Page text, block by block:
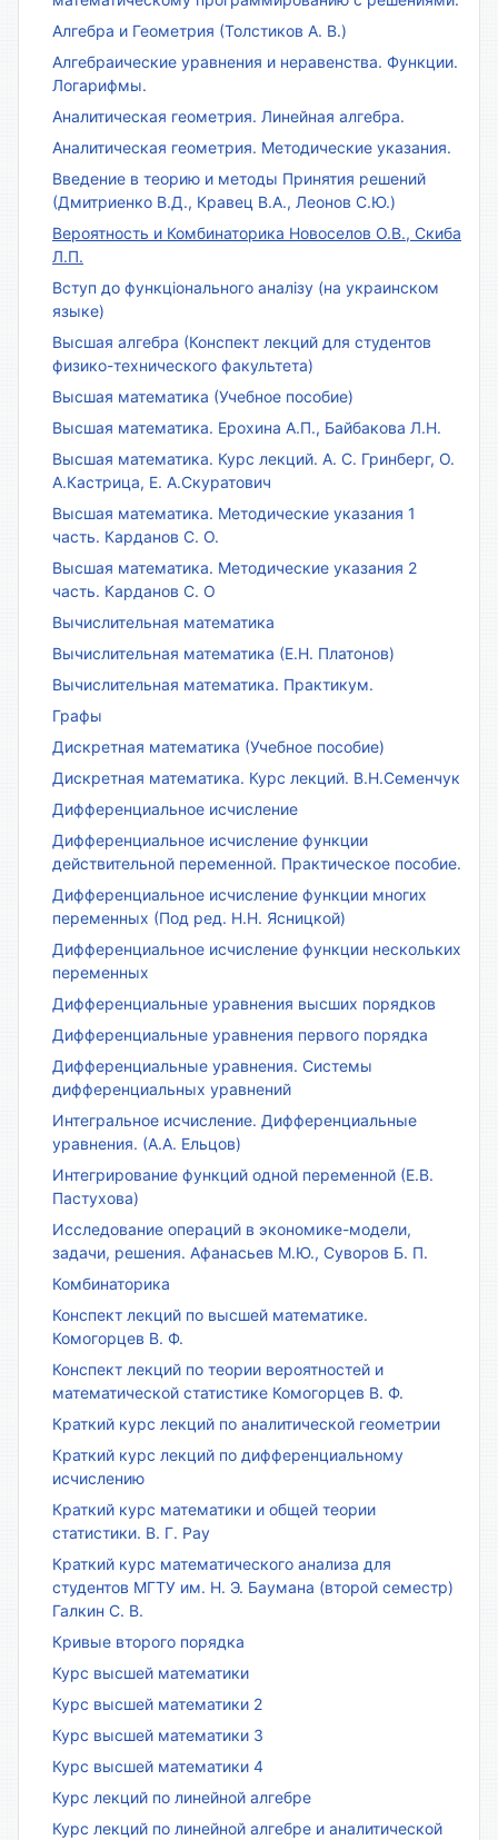
Алгебра и Геометрия (Толстиков А. В.)
Алгебраические уравнения и неравенства. Функции.
Логарифмы.
Аналитическая геометрия. Линейная алгебра.
Аналитическая геометрия. Методические указания.
Введение в теорию и методы Принятия решений
(Дмитриенко В.Д., Кравец В.А., Леонов С.Ю.)
Вероятность и Комбинаторика Новоселов О.В., Скиба
Л.П.
Вступ до функціонального аналізу (на украинском
языке)
Высшая алгебра (Конспект лекций для студентов
физико-технического факультета)
Высшая математика (Учебное пособие)
Высшая математика. Ерохина А.П., Байбакова Л.Н.
Высшая математика. Курс лекций. А. С. Гринберг, О.
А.Кастрица, Е. А.Скуратович
Высшая математика. Методические указания 1
часть. Карданов С. О.
Высшая математика. Методические указания 2
часть. Карданов С. О
Вычислительная математика
Вычислительная математика (Е.Н. Платонов)
Вычислительная математика. Практикум.
Графы
Дискретная математика (Учебное пособие)
Дискретная математика. Курс лекций. В.Н.Семенчук
Дифференциальное исчисление
Дифференциальное исчисление функции
действительной переменной. Практическое пособие.
Дифференциальное исчисление функции многих
переменных (Под ред. Н.Н. Ясницкой)
Дифференциальное исчисление функции нескольких
переменных
Дифференциальные уравнения высших порядков
Дифференциальные уравнения первого порядка
Дифференциальные уравнения. Системы
дифференциальных уравнений
Интегральное исчисление. Дифференциальные
уравнения. (А.А. Ельцов)
Интегрирование функций одной переменной (Е.В.
Пастухова)
Исследование операций в экономике-модели,
задачи, решения. Афанасьев М.Ю., Суворов Б. П.
Комбинаторика
Конспект лекций по высшей математике.
Комогорцев В. Ф.
Конспект лекций по теории вероятностей и
математической статистике Комогорцев В. Ф.
Краткий курс лекций по аналитической геометрии
Краткий курс лекций по дифференциальному
исчислению
Краткий курс математики и общей теории
статистики. В. Г. Рау
Краткий курс математического анализа для
студентов МГТУ им. Н. Э. Баумана (второй семестр)
Галкин С. В.
Кривые второго порядка
Курс высшей математики
Курс высшей математики 2
Курс высшей математики 3
Курс высшей математики 4
Курс лекций по линейной алгебре
Курс лекций по линейной алгебре и аналитической